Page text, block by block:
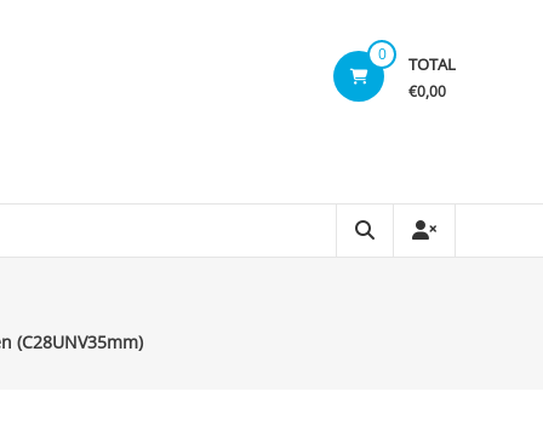
0 TOTAL
€0,00
(C28UNV35mm)